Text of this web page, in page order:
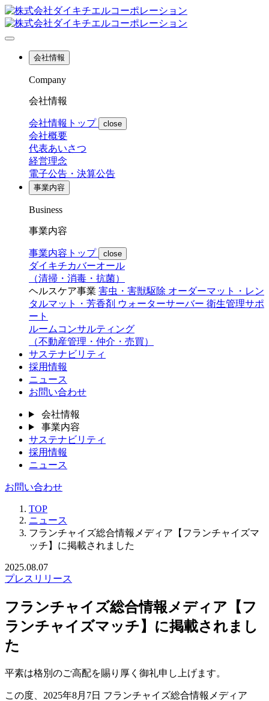
会社情報
Company
会社情報
会社情報トップ close
会社概要
代表あいさつ
経営理念
電子公告・決算公告
事業内容
Business
事業内容
事業内容トップ close
ダイキチカバーオール
（清掃・消毒・抗菌）
ヘルスケア事業 害虫・害獣駆除 オーダーマット・レン
タルマット・芳香剤 ウォーターサーバー 衛生管理サポ
ート
ルームコンサルティング
（不動産管理・仲介・売買）
サステナビリティ
採用情報
ニュース
お問い合わせ
会社情報
事業内容
サステナビリティ
採用情報
ニュース
お問い合わせ
TOP
ニュース
フランチャイズ総合情報メディア【フランチャイズマ
ッチ】に掲載されました
2025.08.07
プレスリリース
フランチャイズ総合情報メディア【フ
ランチャイズマッチ】に掲載されまし
た
平素は格別のご高配を賜り厚く御礼申し上げます。
この度、2025年8月7日 フランチャイズ総合情報メディア